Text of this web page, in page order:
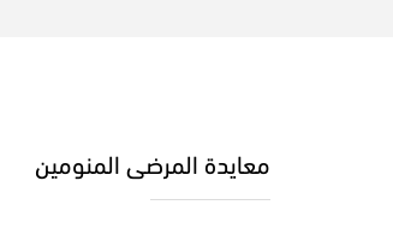
معايدة المرضى المنومين